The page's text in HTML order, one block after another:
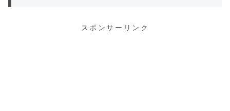
スポンサーリンク